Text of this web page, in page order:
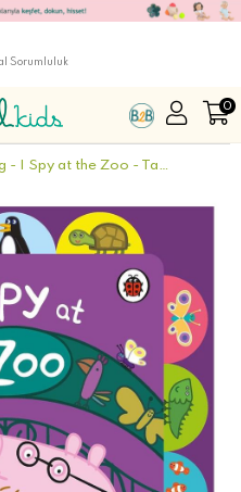
Sorumluluk
0
Peppa Pig - I Spy at the Zoo - Tabbed Board Book